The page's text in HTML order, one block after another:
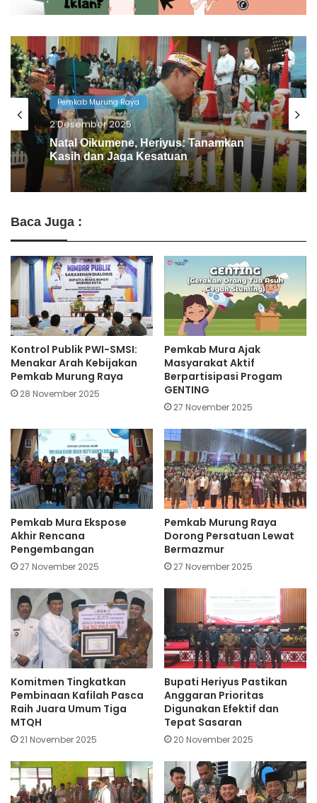
Pemkab Murung Raya
2 Desember 2025
Natal Oikumene, Heriyus: Tanamkan
Kasih dan Jaga Kesatuan
Baca Juga :
Kontrol Publik PWI-SMSI:
Menakar Arah Kebijakan
Pemkab Murung Raya
28 November 2025
Pemkab Mura Ajak
Masyarakat Aktif
Berpartisipasi Progam
GENTING
27 November 2025
Pemkab Mura Ekspose
Akhir Rencana
Pengembangan
27 November 2025
Pemkab Murung Raya
Dorong Persatuan Lewat
Bermazmur
27 November 2025
Komitmen Tingkatkan
Pembinaan Kafilah Pasca
Raih Juara Umum Tiga
MTQH
21 November 2025
Bupati Heriyus Pastikan
Anggaran Prioritas
Digunakan Efektif dan
Tepat Sasaran
20 November 2025